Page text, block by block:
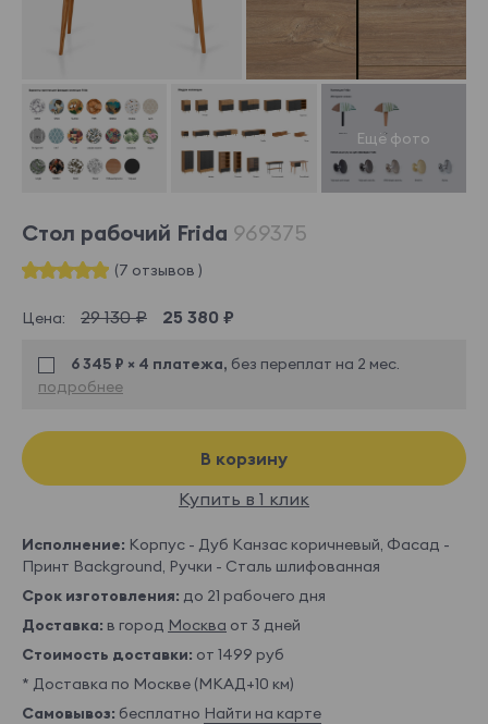
Стол рабочий Frida 969375
(7 отзывов )
Цена: 29 130 ₽ 25 380 ₽
6 345 ₽ × 4 платежа, без переплат на 2 мес.
подробнее
В корзину
Купить в 1 клик
Исполнение: Корпус - Дуб Канзас коричневый, Фасад -
Принт Background, Ручки - Сталь шлифованная
Срок изготовления: до 21 рабочего дня
Доставка: в город Москва от 3 дней
Стоимость доставки: от 1499 руб
* Доставка по Москве (МКАД+10 км)
Самовывоз: бесплатно Найти на карте